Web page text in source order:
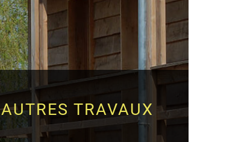
AUTRES TRAVAUX